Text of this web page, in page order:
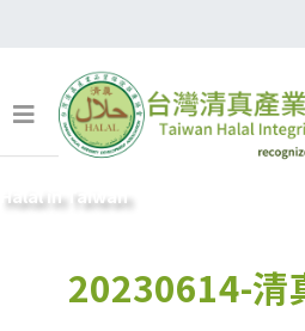
Halal in Taiwan
20230614-清